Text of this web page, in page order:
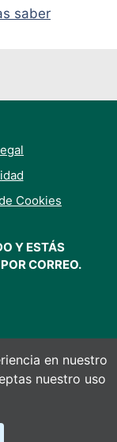
saber
Cookies
Y ESTÁS
CORREO.
2026
en nuestro
nuestro uso